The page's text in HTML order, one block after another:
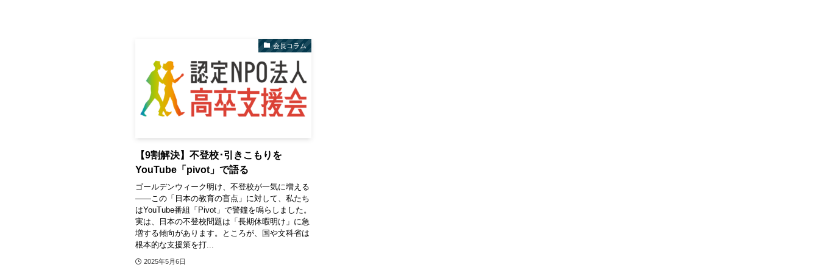
会長コラム
【9割解決】不登校･引きこもりを
YouTube「pivot」で語る
ゴールデンウィーク明け、不登校が一気に増える
――この「日本の教育の盲点」に対して、私たち
はYouTube番組「Pivot」で警鐘を鳴らしました。
実は、日本の不登校問題は「長期休暇明け」に急
増する傾向があります。ところが、国や文科省は
根本的な支援策を打...
2025年5月6日